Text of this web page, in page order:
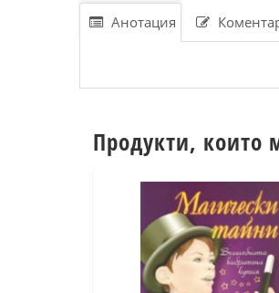
Анотация
Продукти, които